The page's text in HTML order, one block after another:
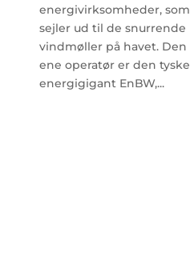
energivirksomheder, som
sejler ud til de snurrende
vindmøller på havet. Den
ene operatør er den tyske
energigigant EnBW,...